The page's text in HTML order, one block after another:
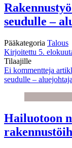
seudulle –
Pääkategoria Talous
Kirjoitettu 5.
Tilaajille
Ei kommentteja
seudulle –
Hailuotoon